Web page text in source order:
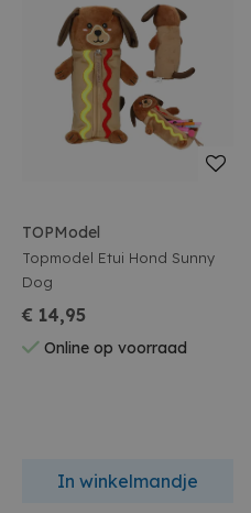
TOPModel
Topmodel Etui Hond Sunny
Dog
€ 14,95
Online op voorraad
In winkelmandje